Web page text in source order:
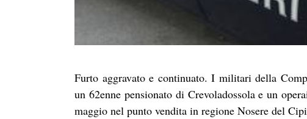
Furto aggravato e continuato. I militari della
un 62enne pensionato di Crevoladossola e un
maggio nel punto vendita in regione Nosere del